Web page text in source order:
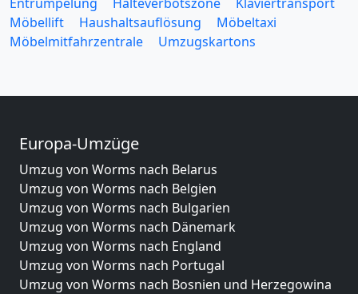
Möbellift
Haushaltsauflösung
Möbeltaxi
Möbelmitfahrzentrale
Umzugskartons
Europa-Umzüge
Umzug von Worms nach Belarus
Umzug von Worms nach Belgien
Umzug von Worms nach Bulgarien
Umzug von Worms nach Dänemark
Umzug von Worms nach England
Umzug von Worms nach Portugal
Umzug von Worms nach Bosnien und Herzegowina